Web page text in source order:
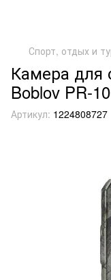
Спорт, отдых и
Камера для
Boblov PR-
Артикул: 1224808727